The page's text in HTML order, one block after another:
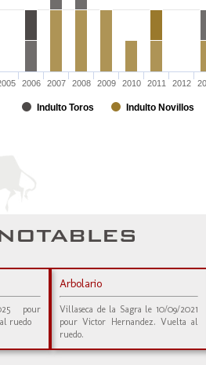
Indulto Toros Indulto Novillos
2006 2007 2008 2009 2010 2011 2012
pour
ruedo
Arbolario
Villaseca de la Sagra le 10/09/2021
pour Victor Hernandez. Vuelta al
ruedo.